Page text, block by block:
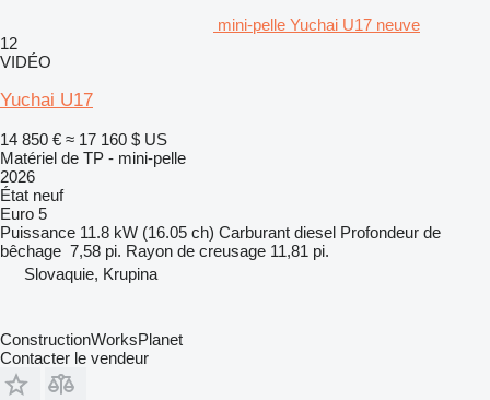
mini-pelle Yuchai U17 neuve
12
VIDÉO
Yuchai U17
14 850 € ≈ 17 160 $ US
Matériel de TP - mini-pelle
2026
État neuf
Euro 5
Puissance 11.8 kW (16.05 ch) Carburant diesel Profondeur de
bêchage 7,58 pi. Rayon de creusage 11,81 pi.
Slovaquie, Krupina
ConstructionWorksPlanet
Contacter le vendeur